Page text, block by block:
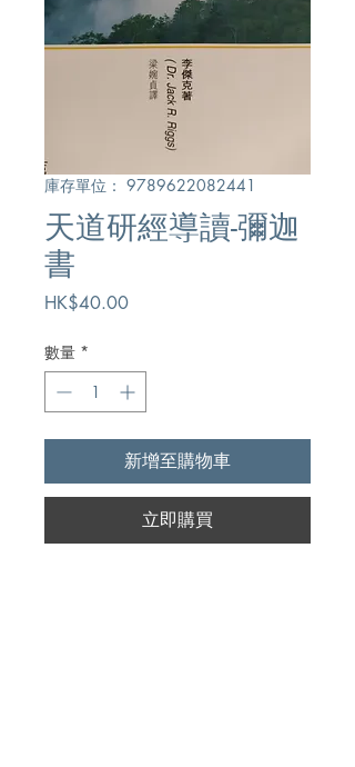
庫存單位： 9789622082441
天道研經導讀-彌迦
書
HK$40.00價
數量 *
新增至購物車
立即購買